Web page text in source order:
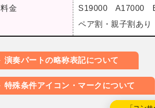
料金
S19000 A17000
ペア割・親子割あり
演奏パートの略称表記について
特殊条件アイコン・マークについて